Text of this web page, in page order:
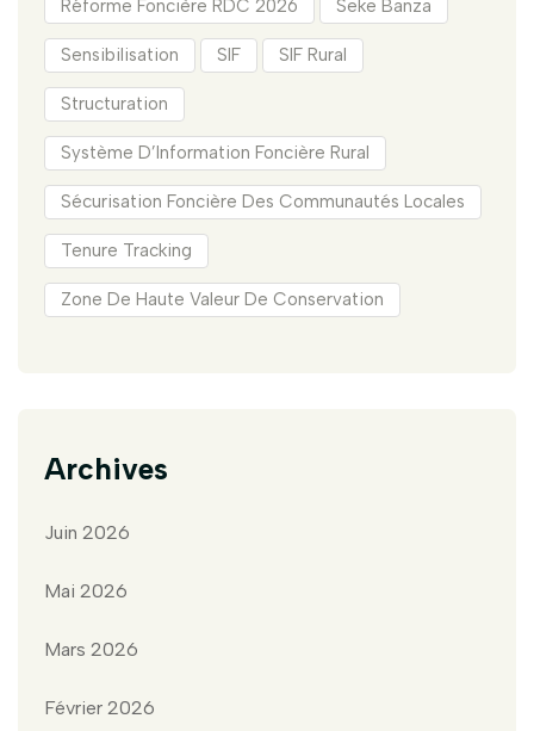
Réforme Foncière RDC 2026 Seke Banza
Sensibilisation SIF SIF Rural
Structuration
Système D’Information Foncière Rural
Sécurisation Foncière Des Communautés Locales
Tenure Tracking
Zone De Haute Valeur De Conservation
Archives
Juin 2026
Mai 2026
Mars 2026
Février 2026